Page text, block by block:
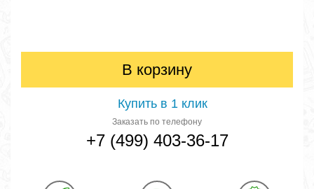
В корзину
Купить в 1 клик
Заказать по телефону
+7 (499) 403-36-17